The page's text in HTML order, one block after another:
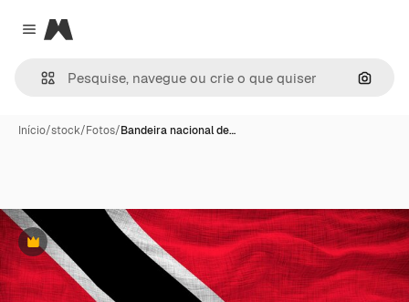
Close menu
Magnific
Início/stock/Fotos/Bandeira nacional de…
Premium